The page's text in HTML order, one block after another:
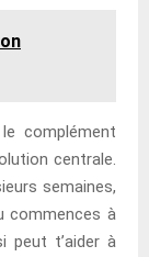
complément
centrale.
semaines,
commences à
peut t’aider à